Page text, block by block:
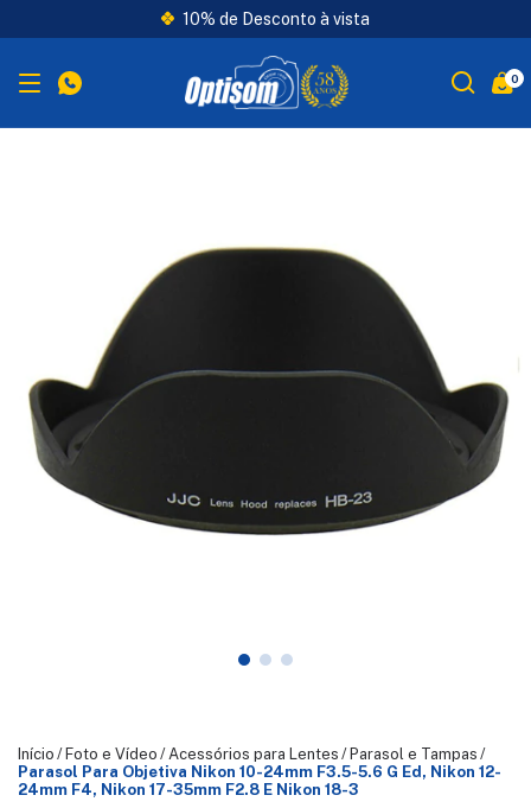
10% de Desconto à vista
0
Início /Foto e Vídeo / Acessórios para Lentes /Parasol e Tampas /
Parasol Para Objetiva Nikon 10-24mm F3.5-5.6 G Ed, Nikon 12-
24mm F4, Nikon 17-35mm F2.8 E Nikon 18-3